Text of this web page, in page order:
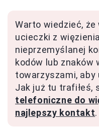
Warto wiedzieć,
ucieczki z
nieprzemyślanej
kodów lub znaków
towarzyszami,
Jak już tu trafiłeś,
telefoniczne do
najlepszy kontakt.